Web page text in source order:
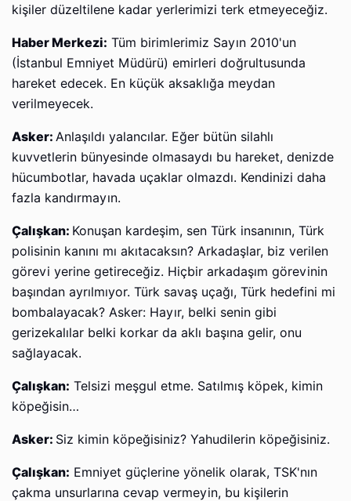
kişiler düzeltilene kadar yerlerimizi terk etmeyeceğiz.
Haber Merkezi: Tüm birimlerimiz Sayın 2010'un
(İstanbul Emniyet Müdürü) emirleri doğrultusunda
hareket edecek. En küçük aksaklığa meydan
verilmeyecek.
Asker: Anlaşıldı yalancılar. Eğer bütün silahlı
kuvvetlerin bünyesinde olmasaydı bu hareket, denizde
hücumbotlar, havada uçaklar olmazdı. Kendinizi daha
fazla kandırmayın.
Çalışkan: Konuşan kardeşim, sen Türk insanının, Türk
polisinin kanını mı akıtacaksın? Arkadaşlar, biz verilen
görevi yerine getireceğiz. Hiçbir arkadaşım görevinin
başından ayrılmıyor. Türk savaş uçağı, Türk hedefini mi
bombalayacak? Asker: Hayır, belki senin gibi
gerizekalılar belki korkar da aklı başına gelir, onu
sağlayacak.
Çalışkan: Telsizi meşgul etme. Satılmış köpek, kimin
köpeğisin…
Asker: Siz kimin köpeğisiniz? Yahudilerin köpeğisiniz.
Çalışkan: Emniyet güçlerine yönelik olarak, TSK'nın
çakma unsurlarına cevap vermeyin, bu kişilerin